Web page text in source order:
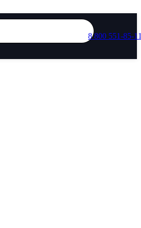
8 800 551-85-